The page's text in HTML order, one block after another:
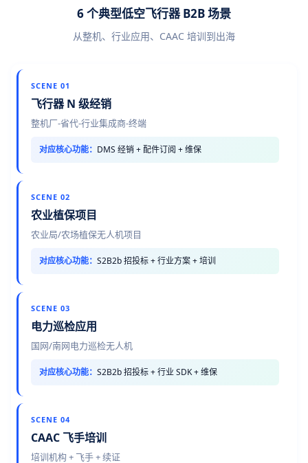
6 个典型低空飞行器 B2B 场景
从整机、行业应用、CAAC 培训到出海
SCENE 01
飞行器 N 级经销
整机厂-省代-行业集成商-终端
对应核心功能： DMS 经销 + 配件订阅 + 维保
SCENE 02
农业植保项目
农业局/农场植保无人机项目
对应核心功能： S2B2b 招投标 + 行业方案 + 培训
SCENE 03
电力巡检应用
国网/南网电力巡检无人机
对应核心功能： S2B2b 招投标 + 行业 SDK + 维保
SCENE 04
CAAC 飞手培训
培训机构 + 飞手 + 续证